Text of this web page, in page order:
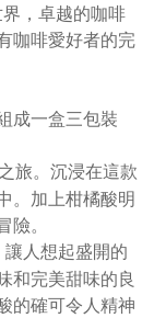
，卓越的咖啡
咖啡愛好者的完
成一盒三包裝
旅。沉浸在這款
。加上柑橘酸明
。
人想起盛開的
和完美甜味的良
的確可令人精神